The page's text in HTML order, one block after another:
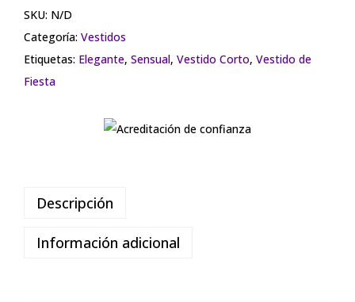
SKU: N/D
Categoría: Vestidos
Etiquetas: Elegante, Sensual, Vestido Corto, Vestido de
Fiesta
Descripción
Información adicional